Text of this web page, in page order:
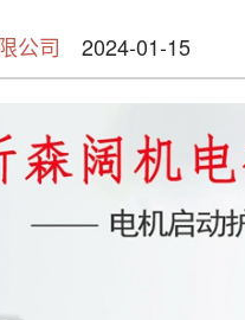
公司 2024-01-15